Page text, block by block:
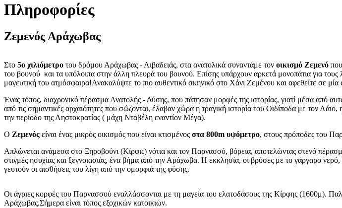
Πληροφορίες
Ζεμενός Αράχωβας
Στο 5ο χιλιόμετρο του δρόμου Αράχωβας - Λιβαδειάς, στα ανατολικά συναντάμε τον οικισμό Ζεμενό
του βουνού και τα υπόλοιπα στην άλλη πλευρά του βουνού. Επίσης υπάρχουν αρκετά μονοπάτια για
μαγευτική του ατμόσφαιρα!Ανακαλύψτε το πιο αυθεντικό σκηνικό στο Χάνι Ζεμένου και αφεθείτε σε
Ένας τόπος, διαχρονικό πέρασμα Ανατολής - Δύσης, που πάτησαν μορφές της ιστορίας, γιατί μέσα από
από τις σημαντικές αρχαιότητες που σώζονται, έλαβαν χώρα η τραγική ιστορία του Οιδίποδα με τον
την περίοδο της Ληστοκρατίας ( μάχη Νταβέλη εναντίον Μέγα).
Ο Ζεμενός είναι ένας μικρός οικισμός που είναι κτισμένος στα 800m υψόμετρο, στους πρόποδες του
Απλώνεται ανάμεσα στο Ξηροβούνι (Κίρφις) νότια και τον Παρνασσό, βόρεια, αποτελώντας στενό
στιγμές ησυχίας και ξεγνοιασιάς, ένα βήμα από την Αράχωβα. Η εκκλησία, οι βρύσες με το γάργαρο
γευτούν οι αισθήσεις του λίγη από την ομορφιά της φύσης.
Οι άγριες κορφές του Παρνασσού εναλλάσσονται με τη μαγεία του ελατοδάσους της Κίρφης (1600μ).
Αράχωβας.Σήμερα είναι τόπος εξοχικών κατοικιών.